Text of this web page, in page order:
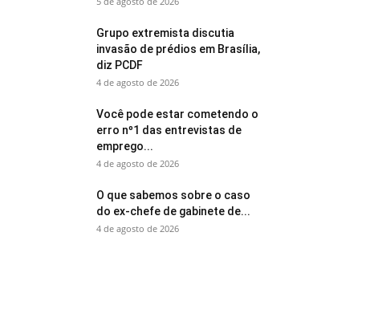
Grupo extremista discutia
invasão de prédios em Brasília,
diz PCDF
4 de agosto de 2026
Você pode estar cometendo o
erro nº1 das entrevistas de
emprego...
4 de agosto de 2026
O que sabemos sobre o caso
do ex-chefe de gabinete de...
4 de agosto de 2026